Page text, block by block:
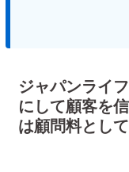
ジャパンライ
にして顧客を
は顧問料とし